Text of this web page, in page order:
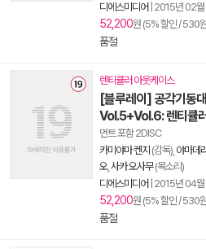
디에스미디어 2015년 02월
52,200원 (5% 할인 / 530
품절
렌티큘러 아웃케이스
[블루레이] 공각기동
Vol.5+Vol.6: 렌티큘
먼트 포함 2DISC
카미야마 켄지 (감독), 야마데
오, 사카 오사무(목소리)
디에스미디어 2015년 04월
52,200원 (5% 할인 / 530
품절